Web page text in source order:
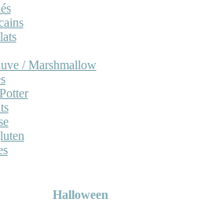
/ Marshmallow
Halloween